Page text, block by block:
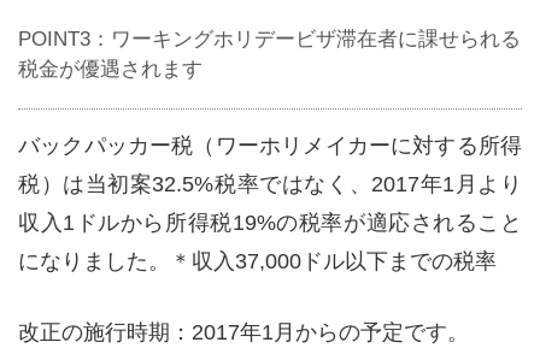
POINT3：ワーキングホリデービザ滞在者に課せられる
税金が優遇されます
バックパッカー税（ワーホリメイカーに対する所得
税）は当初案32.5%税率ではなく、2017年1月より
収入1ドルから所得税19%の税率が適応されること
になりました。＊収入37,000ドル以下までの税率
改正の施行時期：2017年1月からの予定です。